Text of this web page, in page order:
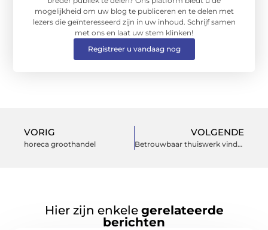
mogelijkheid om uw blog te publiceren en te delen met
lezers die geïnteresseerd zijn in uw inhoud. Schrijf samen
met ons en laat uw stem klinken!
Registreer u vandaag nog
VORIG
horeca groothandel
VOLGENDE
Betrouwbaar thuiswerk vinden
Hier zijn enkele gerelateerde
berichten